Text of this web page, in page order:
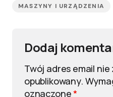
MASZYNY I URZĄDZENIA
Dodaj
Twój adres email nie
opublikowany.
oznaczone*